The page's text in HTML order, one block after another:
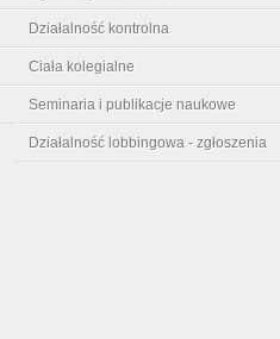
Działalność kontrolna
Ciała kolegialne
Seminaria i publikacje naukowe
Działalność lobbingowa - zgłoszenia